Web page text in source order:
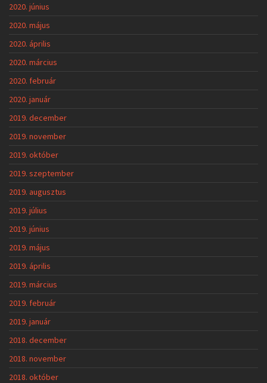
2020. június
2020. május
2020. április
2020. március
2020. február
2020. január
2019. december
2019. november
2019. október
2019. szeptember
2019. augusztus
2019. július
2019. június
2019. május
2019. április
2019. március
2019. február
2019. január
2018. december
2018. november
2018. október